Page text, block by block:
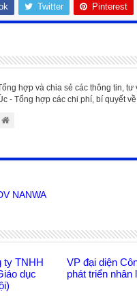
Twitter Pinterest
hợp và chia sẻ các thông tin,
- Tổng hợp các chi phí, bí quyết
NANWA
ty TNHH
dục
VP đại diện
phát triển nhân